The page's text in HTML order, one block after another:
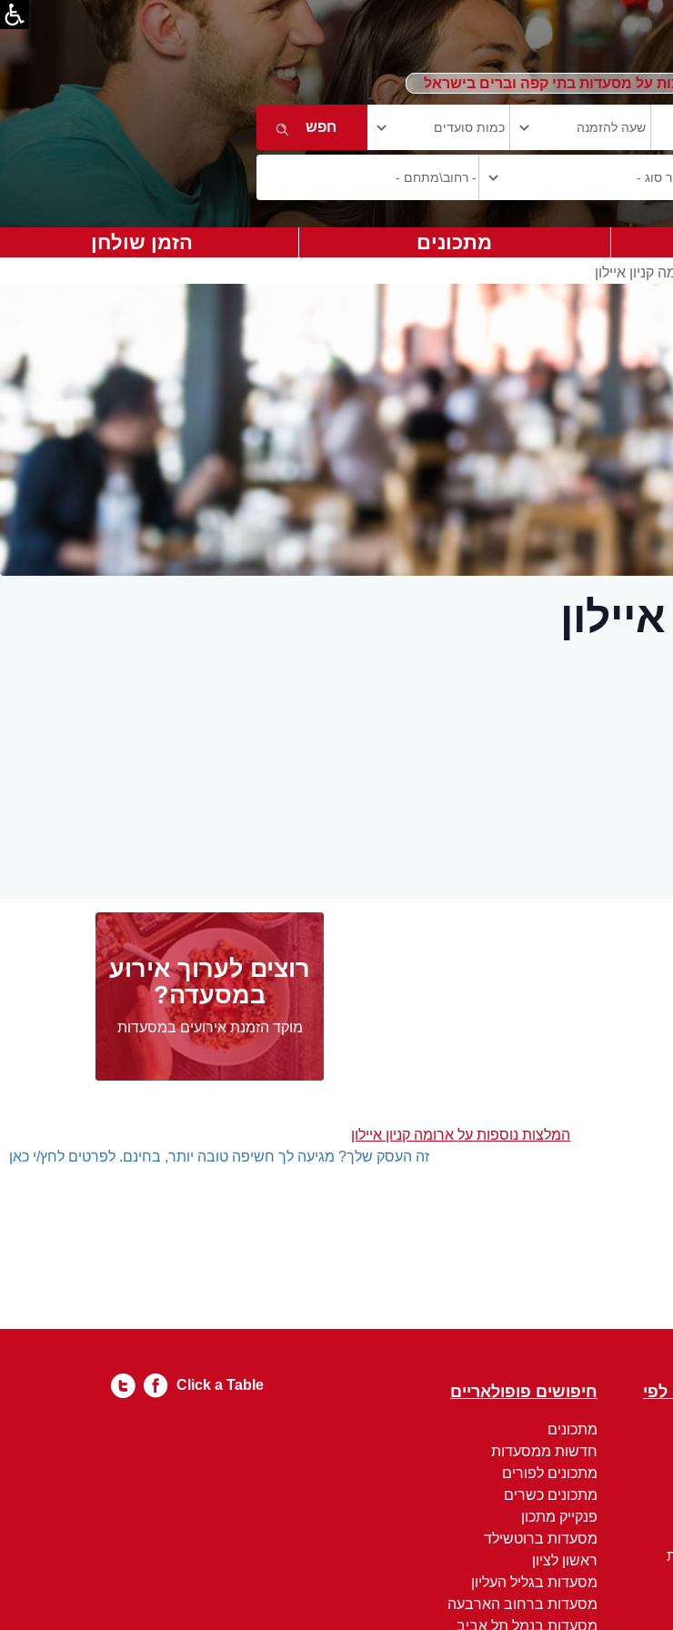
על מסעדות בתי קפה וברים בישראל
מתכונים הזמן שולחן
איילון
המלצות נוספות על ארומה קניון איילון
רוצים לערוך אירוע
במסעדה?
מוקד הזמנת אירועים במסעדות
זה העסק שלך? מגיעה לך חשיפה טובה יותר, בחינם. לפרטים לחץ/י כאן
חיפושים פופולאריים
מתכונים
חדשות ממסעדות
מתכונים לפורים
מתכונים כשרים
פנקייק מתכון
מסעדות ברוטשילד
ראשון לציון
מסעדות בגליל העליון
מסעדות ברחוב הארבעה
מסעדות בנמל תל אביב
Click a Table